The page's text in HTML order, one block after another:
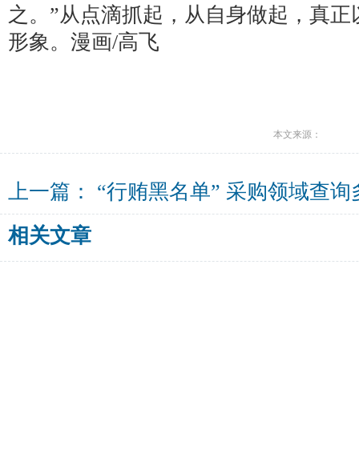
之。”从点滴抓起，从自身做起，真
形象。漫画/高飞
本文来源：
上一篇： “行贿黑名单” 采购领域查询
相关文章